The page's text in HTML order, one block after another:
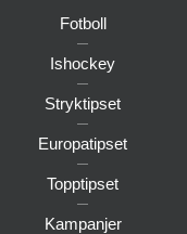
Fotboll
Ishockey
Stryktipset
Europatipset
Topptipset
Kampanjer